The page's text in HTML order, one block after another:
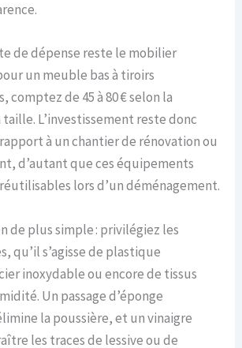
de dépense reste le mobilier
un meuble bas à tiroirs
comptez de 45 à 80 € selon la
L’investissement reste donc
à un chantier de rénovation ou
d’autant que ces équipements
lors d’un déménagement.
de plus simple : privilégiez les
qu’il s’agisse de plastique
inoxydable ou encore de tissus
Un passage d’éponge
la poussière, et un vinaigre
les traces de lessive ou de